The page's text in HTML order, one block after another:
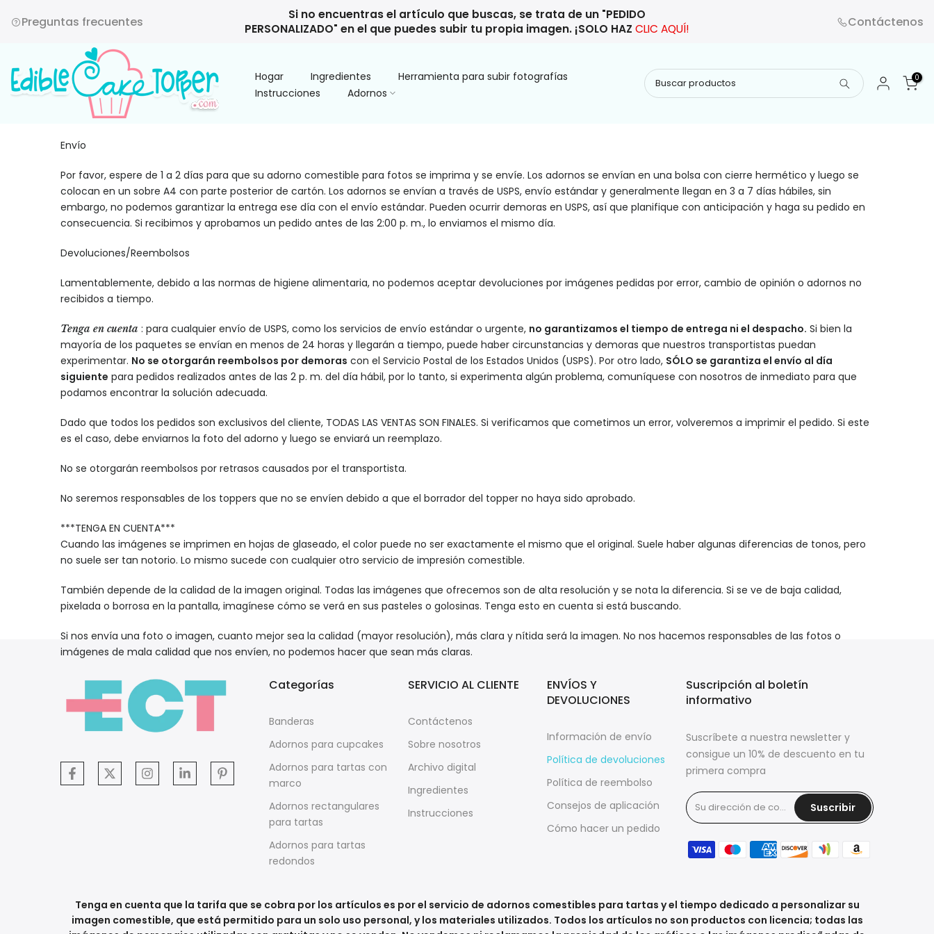
al
Preguntas frecuentes
Si no encuentras el artículo que buscas, se trata de un "PEDIDO
PERSONALIZADO" en el que puedes subir tu propia imagen. ¡SOLO HAZ CLIC AQUÍ! Contáctenos
Hogar Ingredientes
Herramienta para subir fotografías
Instrucciones
Adornos
0
Envío
Por favor, espere de 1 a 2 días para que su adorno comestible para fotos se imprima y se envíe. Los adornos se envían en una bolsa con cierre hermético y luego se
colocan en un sobre A4 con parte posterior de cartón. Los adornos se envían a través de USPS, envío estándar y generalmente llegan en 3 a 7 días hábiles, sin
embargo, no podemos garantizar la entrega ese día con el envío estándar. Pueden ocurrir demoras en USPS, así que planifique con anticipación y haga su pedido en
consecuencia. Si recibimos y aprobamos un pedido antes de las 2:00 p. m., lo enviamos el mismo día.
Devoluciones/Reembolsos
Lamentablemente, debido a las normas de higiene alimentaria, no podemos aceptar devoluciones por imágenes pedidas por error, cambio de opinión o adornos no
recibidos a tiempo.
Tenga en cuenta : para cualquier envío de USPS, como los servicios de envío estándar o urgente, no garantizamos el tiempo de entrega ni el despacho. Si bien la
mayoría de los paquetes se envían en menos de 24 horas y llegarán a tiempo, puede haber circunstancias y demoras que nuestros transportistas puedan
experimentar. No se otorgarán reembolsos por demoras con el Servicio Postal de los Estados Unidos (USPS). Por otro lado, SÓLO se garantiza el envío al día
siguiente para pedidos realizados antes de las 2 p. m. del día hábil, por lo tanto, si experimenta algún problema, comuníquese con nosotros de inmediato para que
podamos encontrar la solución adecuada.
Dado que todos los pedidos son exclusivos del cliente, TODAS LAS VENTAS SON FINALES. Si verificamos que cometimos un error, volveremos a imprimir el pedido. Si este
es el caso, debe enviarnos la foto del adorno y luego se enviará un reemplazo.
No se otorgarán reembolsos por retrasos causados ​​por el transportista.
No seremos responsables de los toppers que no se envíen debido a que el borrador del topper no haya sido aprobado.
***TENGA EN CUENTA***
Cuando las imágenes se imprimen en hojas de glaseado, el color puede no ser exactamente el mismo que el original. Suele haber algunas diferencias de tonos, pero
no suele ser tan notorio. Lo mismo sucede con cualquier otro servicio de impresión comestible.
También depende de la calidad de la imagen original. Todas las imágenes que ofrecemos son de alta resolución y se nota la diferencia. Si se ve de baja calidad,
pixelada o borrosa en la pantalla, imagínese cómo se verá en sus pasteles o golosinas. Tenga esto en cuenta si está buscando.
Si nos envía una foto o imagen, cuanto mejor sea la calidad (mayor resolución), más clara y nítida será la imagen. No nos hacemos responsables de las fotos o
imágenes de mala calidad que nos envíen, no podemos hacer que sean más claras.
Categorías
Banderas
Adornos para cupcakes
Adornos para tartas con
marco
Adornos rectangulares
para tartas
Adornos para tartas
redondos
SERVICIO AL CLIENTE
Contáctenos
Sobre nosotros
Archivo digital
Ingredientes
Instrucciones
ENVÍOS Y
DEVOLUCIONES
Información de envío
Política de devoluciones
Política de reembolso
Consejos de aplicación
Cómo hacer un pedido
Suscripción al boletín
informativo
Suscríbete a nuestra newsletter y
consigue un 10% de descuento en tu
primera compra
Suscribir
Tenga en cuenta que la tarifa que se cobra por los artículos es por el servicio de adornos comestibles para tartas y el tiempo dedicado a personalizar su
imagen comestible, que está permitido para un solo uso personal, y los materiales utilizados. Todos los artículos no son productos con licencia; todas las